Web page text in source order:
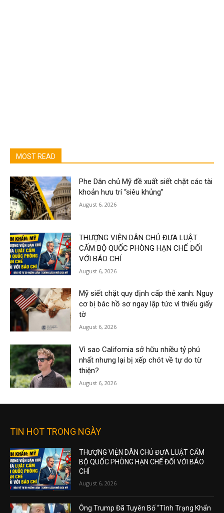
MOST READ
Phe Dân chủ Mỹ đề xuất siết chặt các tài
khoản hưu trí “siêu khủng”
August 6, 2026
THƯỢNG VIỆN DÂN CHỦ ĐƯA LUẬT
CẤM BỘ QUỐC PHÒNG HẠN CHẾ ĐỐI
VỚI BÁO CHÍ
August 6, 2026
Mỹ siết chặt quy định cấp thẻ xanh: Nguy
cơ bị bác hồ sơ ngay lập tức vì thiếu giấy
tờ
August 6, 2026
Vì sao California sở hữu nhiều tỷ phú
nhất nhưng lại bị xếp chót về tự do từ
thiện?
August 6, 2026
TIN HOT TRONG NGÀY
THƯỢNG VIỆN DÂN CHỦ ĐƯA LUẬT CẤM
BỘ QUỐC PHÒNG HẠN CHẾ ĐỐI VỚI BÁO
CHÍ
August 6, 2026
Ông Trump Đã Tuyên Bố “Tình Trạng Khẩn